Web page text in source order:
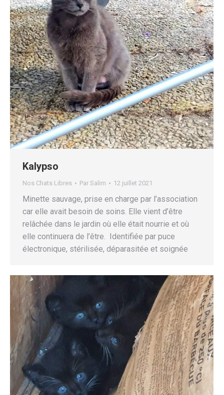
Kalypso
Nos Chats Libres Par Salim 12 juillet 2021
Minette sauvage, prise en charge par l’association
car elle avait besoin de soins. Elle vient d’être
relâchée dans le jardin où elle était nourrie et où
elle continuera de l’être. Identifiée par puce
électronique, stérilisée, déparasitée et soignée